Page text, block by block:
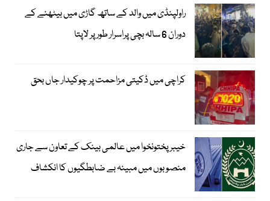
راولپنڈی میں والد کے ساتھ گاڑی میں بیٹھنے کے
دوران 6 سالہ بچی پراسرار طور پر لاپتا
کراچی میں ڈکیتی مزاحمت پر چوکیدار جاں بحق
خیبرپختونخوا میں عالمی بینک کے تعاون سے جاری
منصوبوں میں مبینہ بے ضابطگیوں کا انکشاف